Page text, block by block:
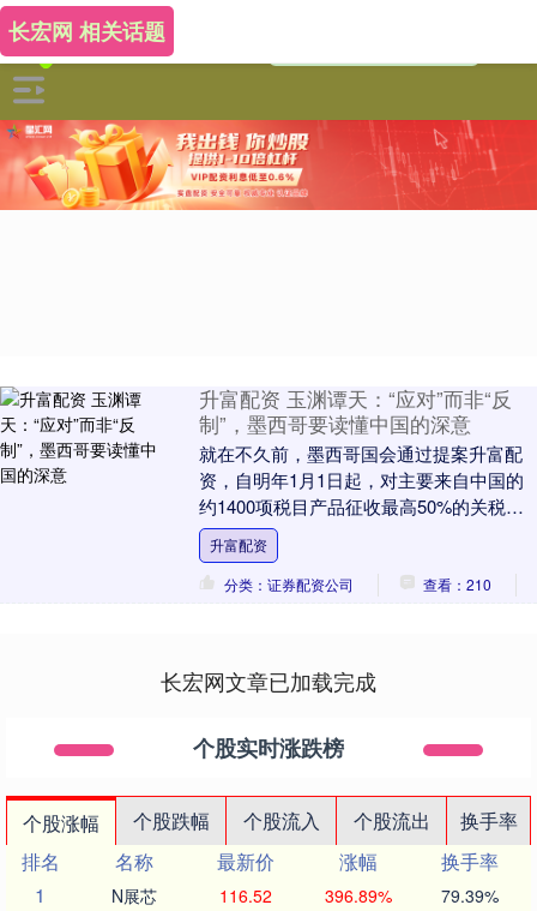
长宏网 相关话题
升富配资 玉渊谭天：“应对”而非“反
制”，墨西哥要读懂中国的深意
就在不久前，墨西哥国会通过提案升富配
资，自明年1月1日起，对主要来自中国的
约1400项税目产品征收最高50%的关税。
谭主了解到，中方对此表示强烈反对，要
求墨方....
升富配资
分类：证券配资公司
查看：210
长宏网文章已加载完成
个股实时涨跌榜
个股涨幅 个股跌幅 个股流入 个股流出
换手率
排名
名称 最新价 涨幅
换手率
1
N展芯 116.52 396.89% 79.39%